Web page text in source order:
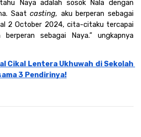
Saat casting, aku berperan sebagai
2 October 2024, cita-citaku tercapai
sebagai Naya.” ungkapnya
Cikal Lentera Ukhuwah di Sekolah
3 Pendirinya!